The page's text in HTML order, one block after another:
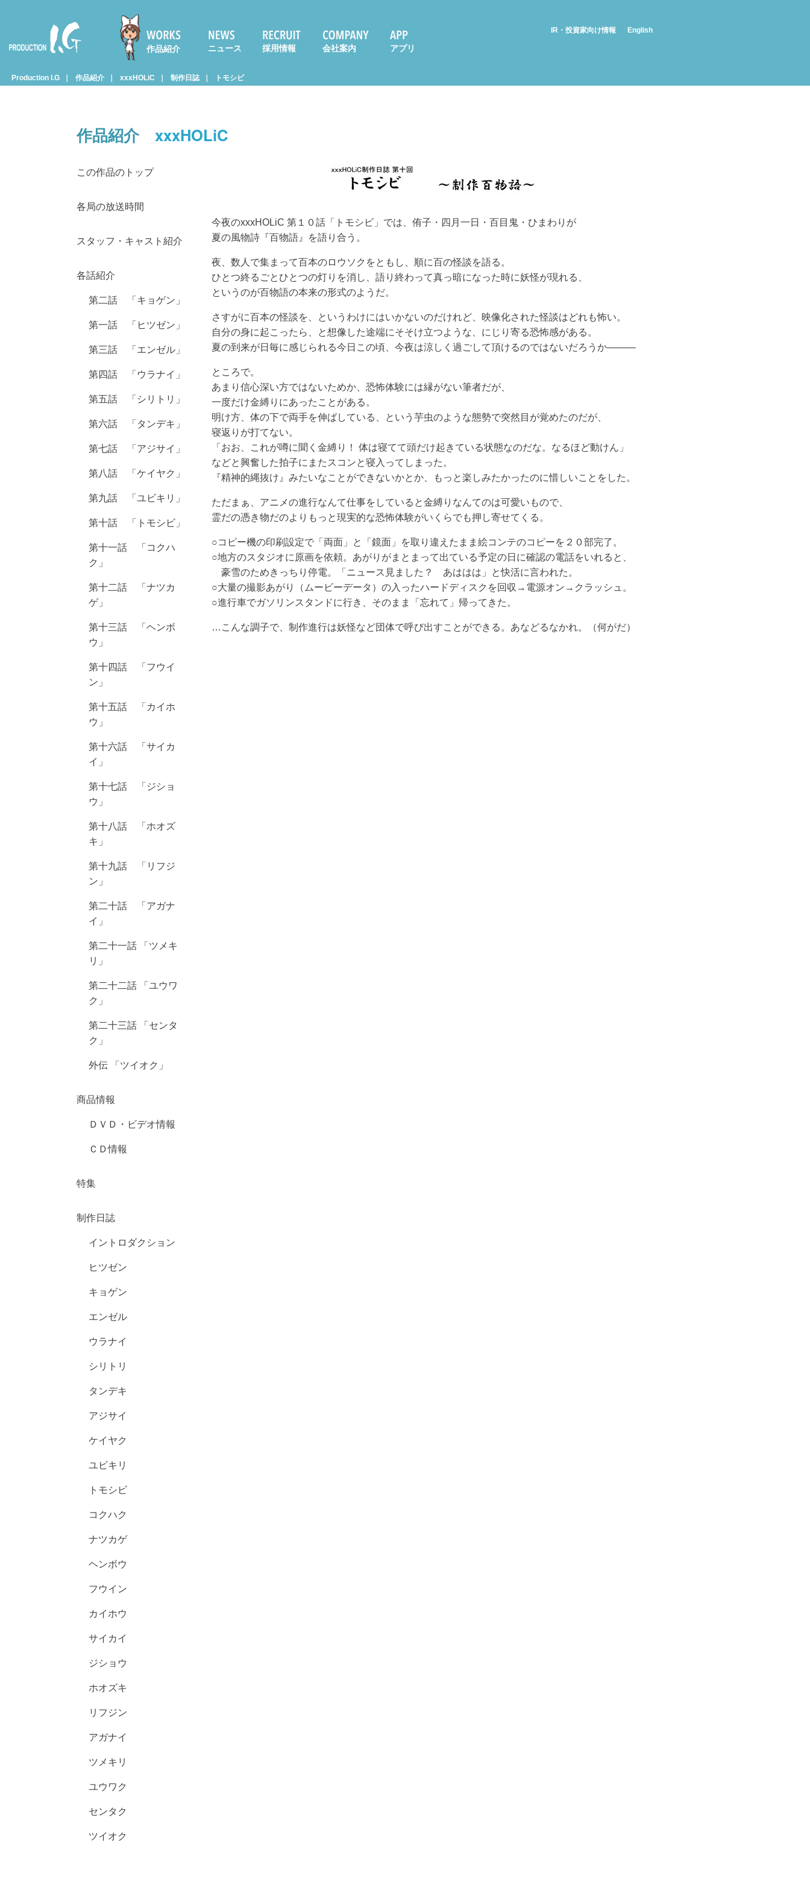
Prod
作品紹介 ニュース 採用情報 会社案内 アプリ
IR・投資家向け情報 English
Production I.G 作品紹介 xxxHOLiC 制作日誌 トモシビ
作品紹介 xxxHOLiC
この作品のトップ
各局の放送時間
スタッフ・キャスト紹介
各話紹介
第二話 「キョゲン」
第一話 「ヒツゼン」
第三話 「エンゼル」
第四話 「ウラナイ」
第五話 「シリトリ」
第六話 「タンデキ」
第七話 「アジサイ」
第八話 「ケイヤク」
第九話 「ユビキリ」
第十話 「トモシビ」
第十一話 「コクハ
ク」
第十二話 「ナツカ
ゲ」
第十三話 「ヘンボ
ウ」
第十四話 「フウイ
ン」
第十五話 「カイホ
ウ」
第十六話 「サイカ
イ」
第十七話 「ジショ
ウ」
第十八話 「ホオズ
キ」
第十九話 「リフジ
ン」
第二十話 「アガナ
イ」
第二十一話 「ツメキ
リ」
第二十二話 「ユウワ
ク」
第二十三話 「センタ
ク」
外伝 「ツイオク」
商品情報
ＤＶＤ・ビデオ情報
ＣＤ情報
特集
制作日誌
イントロダクション
ヒツゼン
キョゲン
エンゼル
ウラナイ
シリトリ
タンデキ
アジサイ
ケイヤク
ユビキリ
トモシビ
コクハク
ナツカゲ
ヘンボウ
フウイン
カイホウ
サイカイ
ジショウ
ホオズキ
リフジン
アガナイ
ツメキリ
ユウワク
センタク
ツイオク
今夜のxxxHOLiC 第１０話「トモシビ」では、侑子・四月一日・百目鬼・ひまわりが
夏の風物詩『百物語』を語り合う。
夜、数人で集まって百本のロウソクをともし、順に百の怪談を語る。
ひとつ終るごとひとつの灯りを消し、語り終わって真っ暗になった時に妖怪が現れる、
というのが百物語の本来の形式のようだ。
さすがに百本の怪談を、というわけにはいかないのだけれど、映像化された怪談はどれも怖い。
自分の身に起こったら、と想像した途端にそそけ立つような、にじり寄る恐怖感がある。
夏の到来が日毎に感じられる今日この頃、今夜は涼しく過ごして頂けるのではないだろうか———
ところで。
あまり信心深い方ではないためか、恐怖体験には縁がない筆者だが、
一度だけ金縛りにあったことがある。
明け方、体の下で両手を伸ばしている、という芋虫のような態勢で突然目が覚めたのだが、
寝返りが打てない。
「おお、これが噂に聞く金縛り！ 体は寝てて頭だけ起きている状態なのだな。なるほど動けん」
などと興奮した拍子にまたスコンと寝入ってしまった。
『精神的縄抜け』みたいなことができないかとか、もっと楽しみたかったのに惜しいことをした。
ただまぁ、アニメの進行なんて仕事をしていると金縛りなんてのは可愛いもので、
霊だの憑き物だのよりもっと現実的な恐怖体験がいくらでも押し寄せてくる。
○コピー機の印刷設定で「両面」と「鏡面」を取り違えたまま絵コンテのコピーを２０部完了。
○地方のスタジオに原画を依頼。あがりがまとまって出ている予定の日に確認の電話をいれると、
豪雪のためきっちり停電。「ニュース見ました？ あははは」と快活に言われた。
○大量の撮影あがり（ムービーデータ）の入ったハードディスクを回収→電源オン→クラッシュ。
○進行車でガソリンスタンドに行き、そのまま「忘れて」帰ってきた。
…こんな調子で、制作進行は妖怪など団体で呼び出すことができる。あなどるなかれ。（何がだ）